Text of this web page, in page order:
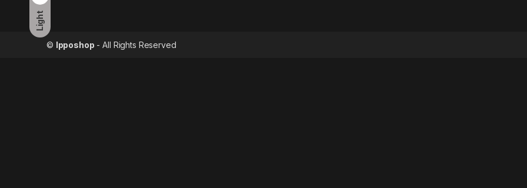
Light
© Ipposhop - All Rights Reserved